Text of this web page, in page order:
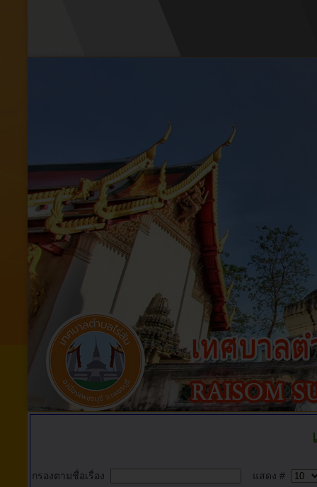
กรองตามชื่อเรื่อง แสดง #